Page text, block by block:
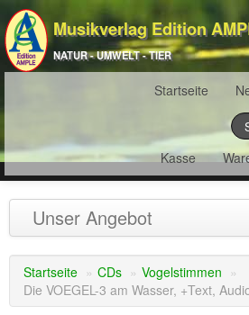
Musikverlag Edition
NATUR - UMWELT - TIER
Startseite
Kasse
Unser Angebot
NATURJAHR(12)
ÖSTERREICH (22)
Startseite » CDs » Vogelstimmen »
Die VOEGEL-3 am Wasser, +Text,